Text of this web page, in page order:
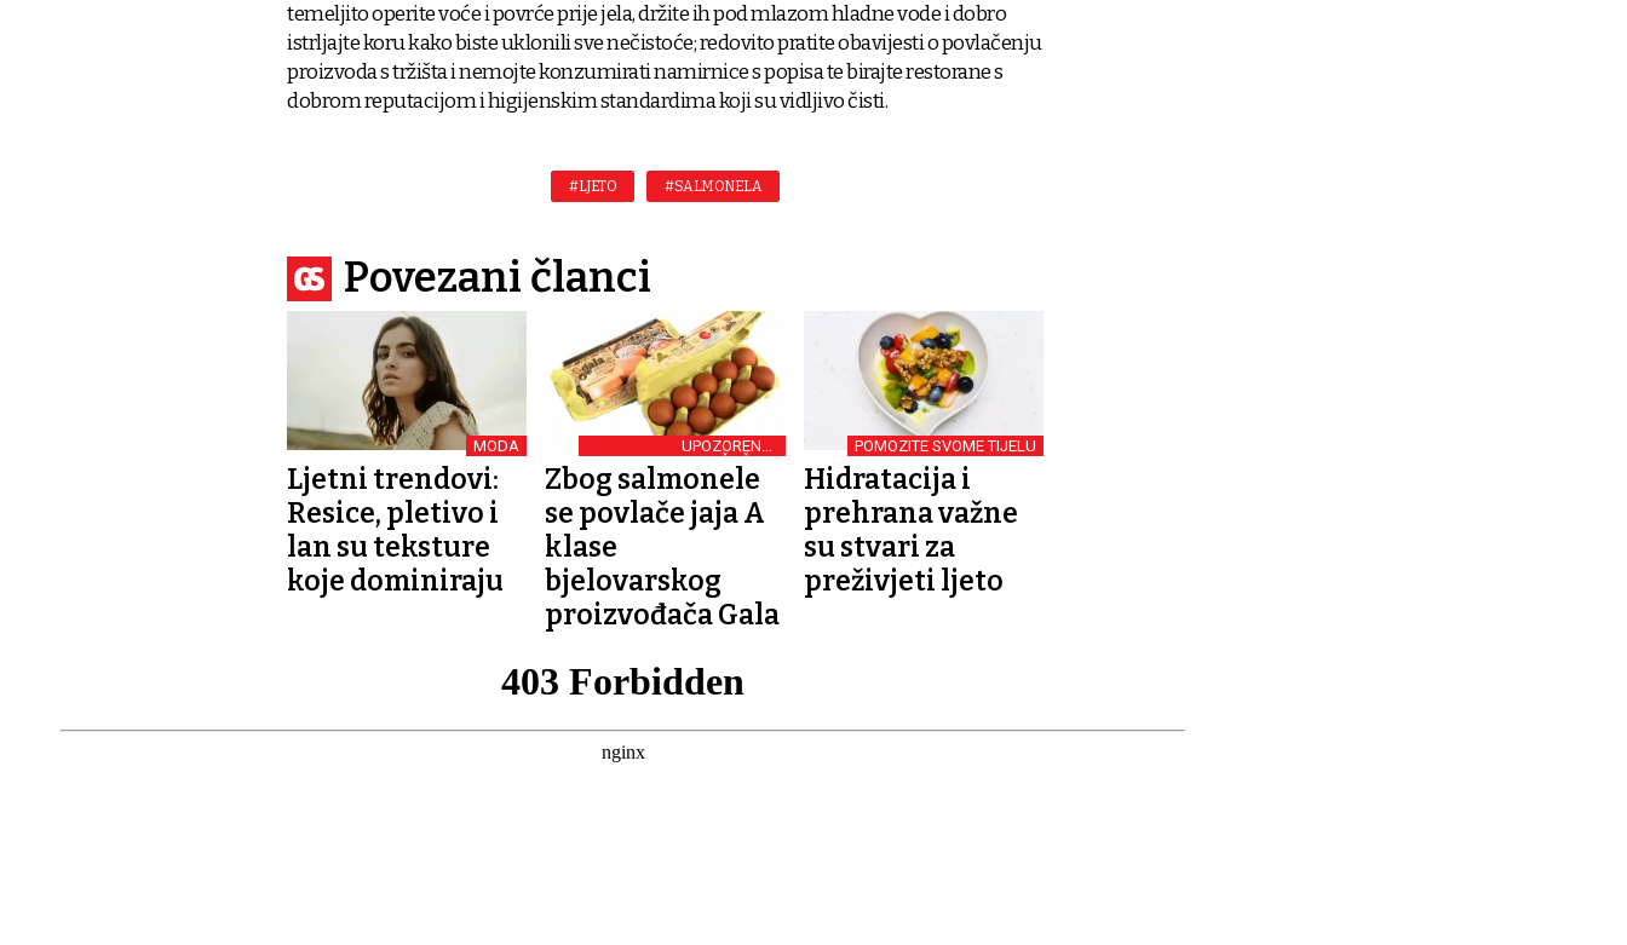
temeljito operite voće i povrće prije jela, držite ih pod mlazom hladne vode i dobro
istrljajte koru kako biste uklonili sve nečistoće; redovito pratite obavijesti o povlačenju
proizvoda s tržišta i nemojte konzumirati namirnice s popisa te birajte restorane s
dobrom reputacijom i higijenskim standardima koji su vidljivo čisti.
#LJETO #SALMONELA
Povezani članci
MODA
Ljetni trendovi:
Resice, pletivo i
lan su teksture
koje dominiraju
UPOZORENJE
POTROŠAČIMA
Zbog salmonele
se povlače jaja A
klase
bjelovarskog
proizvođača Gala
POMOZITE SVOME TIJELU
Hidratacija i
prehrana važne
su stvari za
preživjeti ljeto